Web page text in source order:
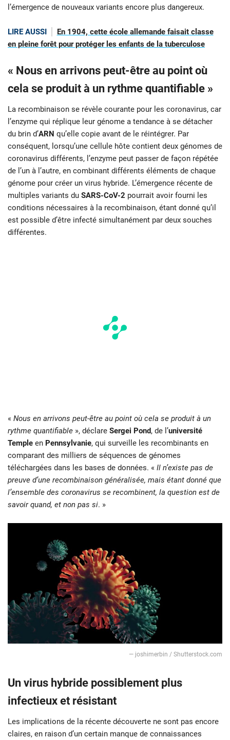
l’émergence de nouveaux variants encore plus dangereux.
LIRE AUSSI
En 1904, cette école allemande faisait classe
en pleine forêt pour protéger les enfants de la tuberculose
« Nous en arrivons peut-être au point où
cela se produit à un rythme quantifiable »
La recombinaison se révèle courante pour les coronavirus, car
l’enzyme qui réplique leur génome a tendance à se détacher
du brin d’ARN qu’elle copie avant de le réintégrer. Par
conséquent, lorsqu’une cellule hôte contient deux génomes de
coronavirus différents, l’enzyme peut passer de façon répétée
de l’un à l’autre, en combinant différents éléments de chaque
génome pour créer un virus hybride. L’émergence récente de
multiples variants du SARS-CoV-2 pourrait avoir fourni les
conditions nécessaires à la recombinaison, étant donné qu’il
est possible d’être infecté simultanément par deux souches
différentes.
« Nous en arrivons peut-être au point où cela se produit à un
rythme quantifiable », déclare Sergei Pond, de l’université
Temple en Pennsylvanie, qui surveille les recombinants en
comparant des milliers de séquences de génomes
téléchargées dans les bases de données. « Il n’existe pas de
preuve d’une recombinaison généralisée, mais étant donné que
l’ensemble des coronavirus se recombinent, la question est de
savoir quand, et non pas si. »
— joshimerbin / Shutterstock.com
Un virus hybride possiblement plus
infectieux et résistant
Les implications de la récente découverte ne sont pas encore
claires, en raison d’un certain manque de connaissances